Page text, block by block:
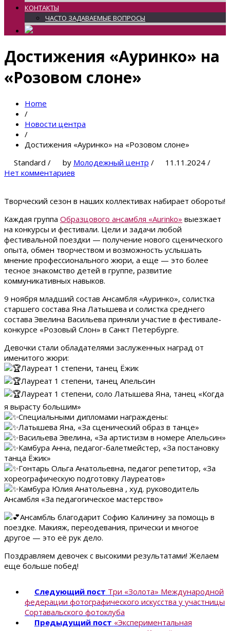
КОНТАКТЫ
ЧАСТО ЗАДАВАЕМЫЕ ВОПРОСЫ
Достижения «Ауринко» на
«Розовом слоне»
Home
/
Новости центра
/
Достижения «Ауринко» на «Розовом слоне»
Standard / by Молодежный центр / 11.11.2024/
Нет комментариев
Творческий сезон в наших коллективах набирает обороты!
Каждая группа Образцового ансамбля «Aurinko» выезжает
на конкурсы и фестивали. Цели и задачи любой
фестивальной поездки — получение нового сценического
опыта, обмен творчеством и возможность услышать
мнение профессионального жюри, а еще — это более
тесное знакомство детей в группе, развитие
коммуникативных навыков.
9 ноября младший состав Ансамбля «Ауринко», солистка
старшего состава Яна Латышева и солистка среднего
состава Эвелина Васильева приняли участие в фестивале-
конкурсе «Розовый Слон» в Санкт Петербурге.
Девочки стали обладателями заслуженных наград от
именитого жюри:
Лауреат 1 степени, танец Ёжик
Лауреат 1 степени, танец Апельсин
Лауреат 1 степени, соло Латышева Яна, танец «Когда
я вырасту большим»
Специальными дипломами награждены:
Латышева Яна, «За сценический образ в танце»
Васильева Эвелина, «За артистизм в номере Апельсин»
Камбура Анна, педагог-балетмейстер, «За постановку
танца Ёжик»
Гонтарь Ольга Анатольевна, педагог репетитор, «За
хореографическую подготовку Лауреатов»
Камбура Юлия Анатольевна , худ. руководитель
Ансамбля «За педагогическое мастерство»
Ансамбль благодарит Софию Калинину за помощь в
поездке. Макияж, переодевания, прически и многое
другое — это её рук дело.
Поздравляем девочек с высокими результатами! Желаем
еще больше побед!
Следующий пост Три «Золота» Международной
федерации фотографического искусства у участницы
Сортавальского фотоклуба
Предыдущий пост «Экспериментальная